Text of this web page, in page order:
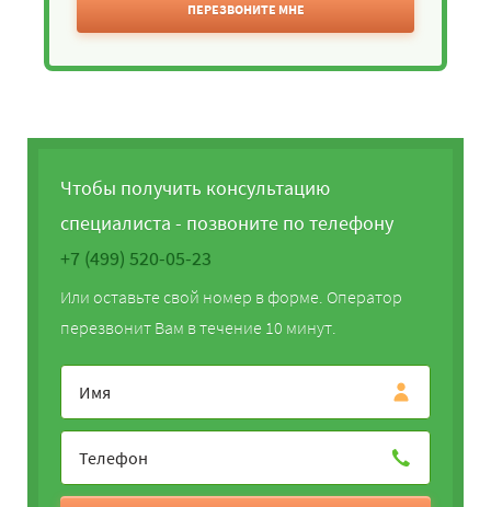
ПЕРЕЗВОНИТЕ МНЕ
Чтобы получить консультацию
специалиста - позвоните по телефону
+7 (499) 520-05-23
Или оставьте свой номер в форме. Оператор
перезвонит Вам в течение 10 минут.